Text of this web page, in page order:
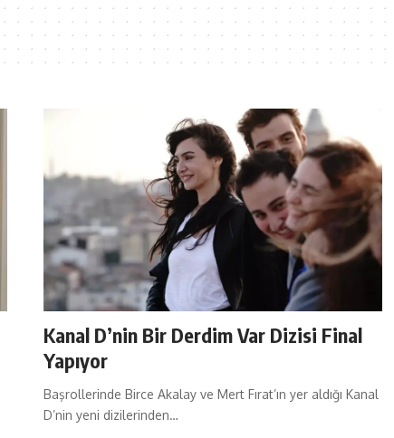
Kanal D’nin Bir Derdim Var Dizisi Final
Yapıyor
Başrollerinde Birce Akalay ve Mert Fırat’ın yer aldığı Kanal
D’nin yeni dizilerinden…